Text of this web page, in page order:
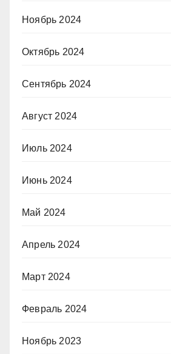
Ноябрь 2024
Октябрь 2024
Сентябрь 2024
Август 2024
Июль 2024
Июнь 2024
Май 2024
Апрель 2024
Март 2024
Февраль 2024
Ноябрь 2023